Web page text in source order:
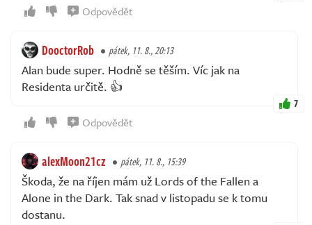
Odpovědět
DooctorRob pátek, 11. 8., 20:13
Alan bude super. Hodně se těším. Víc jak na
Residenta určitě. 👍
7
Odpovědět
alexMoon21cz pátek, 11. 8., 15:39
Škoda, že na říjen mám už Lords of the Fallen a
Alone in the Dark. Tak snad v listopadu se k tomu
dostanu.